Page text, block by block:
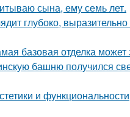
сына, ему семь лет.
глубоко,
базовая отделка
башню получился
и